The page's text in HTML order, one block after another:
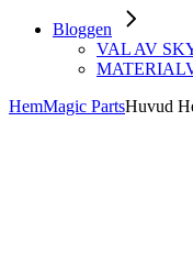
Bloggen
VAL AV
HemMagic PartsHuvud